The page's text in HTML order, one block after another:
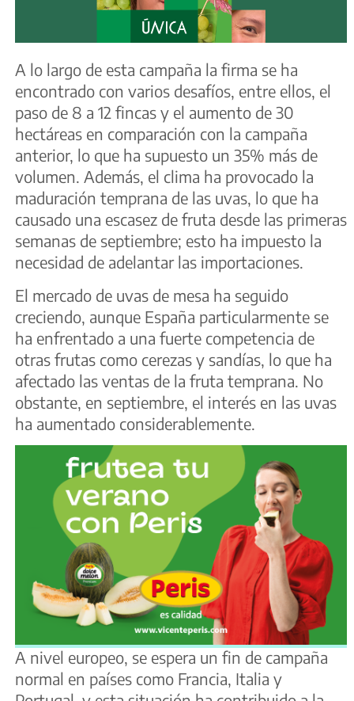
A lo largo de esta campaña la firma se ha
encontrado con varios desafíos, entre ellos, el
paso de 8 a 12 fincas y el aumento de 30
hectáreas en comparación con la campaña
anterior, lo que ha supuesto un 35% más de
volumen. Además, el clima ha provocado la
maduración temprana de las uvas, lo que ha
causado una escasez de fruta desde las primeras
semanas de septiembre; esto ha impuesto la
necesidad de adelantar las importaciones.
El mercado de uvas de mesa ha seguido
creciendo, aunque España particularmente se
ha enfrentado a una fuerte competencia de
otras frutas como cerezas y sandías, lo que ha
afectado las ventas de la fruta temprana. No
obstante, en septiembre, el interés en las uvas
ha aumentado considerablemente.
A nivel europeo, se espera un fin de campaña
normal en países como Francia, Italia y